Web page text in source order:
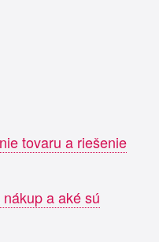
tovaru a riešenie
a aké sú